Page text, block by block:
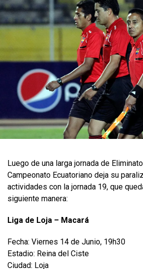
Luego de una larga jornada de
Campeonato Ecuatoriano deja su
actividades con la jornada 19, que
siguiente manera:
Liga de Loja – Macará
Fecha: Viernes 14 de Junio, 19h30
Estadio: Reina del Ciste
Ciudad: Loja